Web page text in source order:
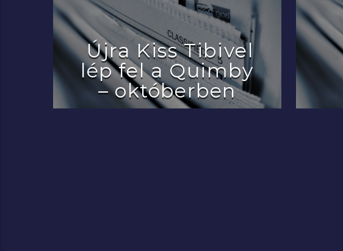
Újra Kiss Tibivel
lép fel a Quimby
– októberben